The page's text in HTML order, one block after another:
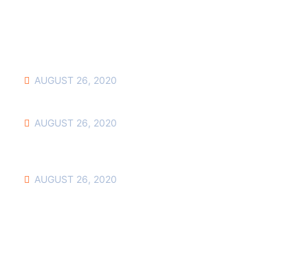
AUGUST 26, 2020
AUGUST 26, 2020
AUGUST 26, 2020